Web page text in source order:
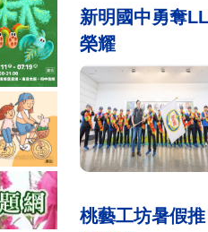
新明國中勇奪
榮耀
桃藝工坊暑假